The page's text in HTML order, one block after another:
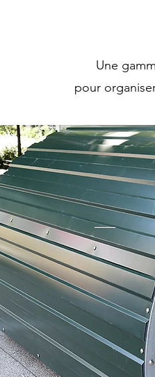
Une
pour